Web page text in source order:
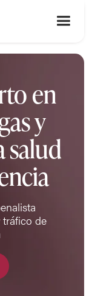
en
y
salud
tráfico de